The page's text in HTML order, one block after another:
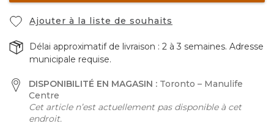
Ajouter à la liste de souhaits
Délai approximatif de livraison : 2 à 3 semaines. Adresse
municipale requise.
DISPONIBILITÉ EN MAGASIN : Toronto – Manulife
Centre
Cet article n’est actuellement pas disponible à cet
endroit.